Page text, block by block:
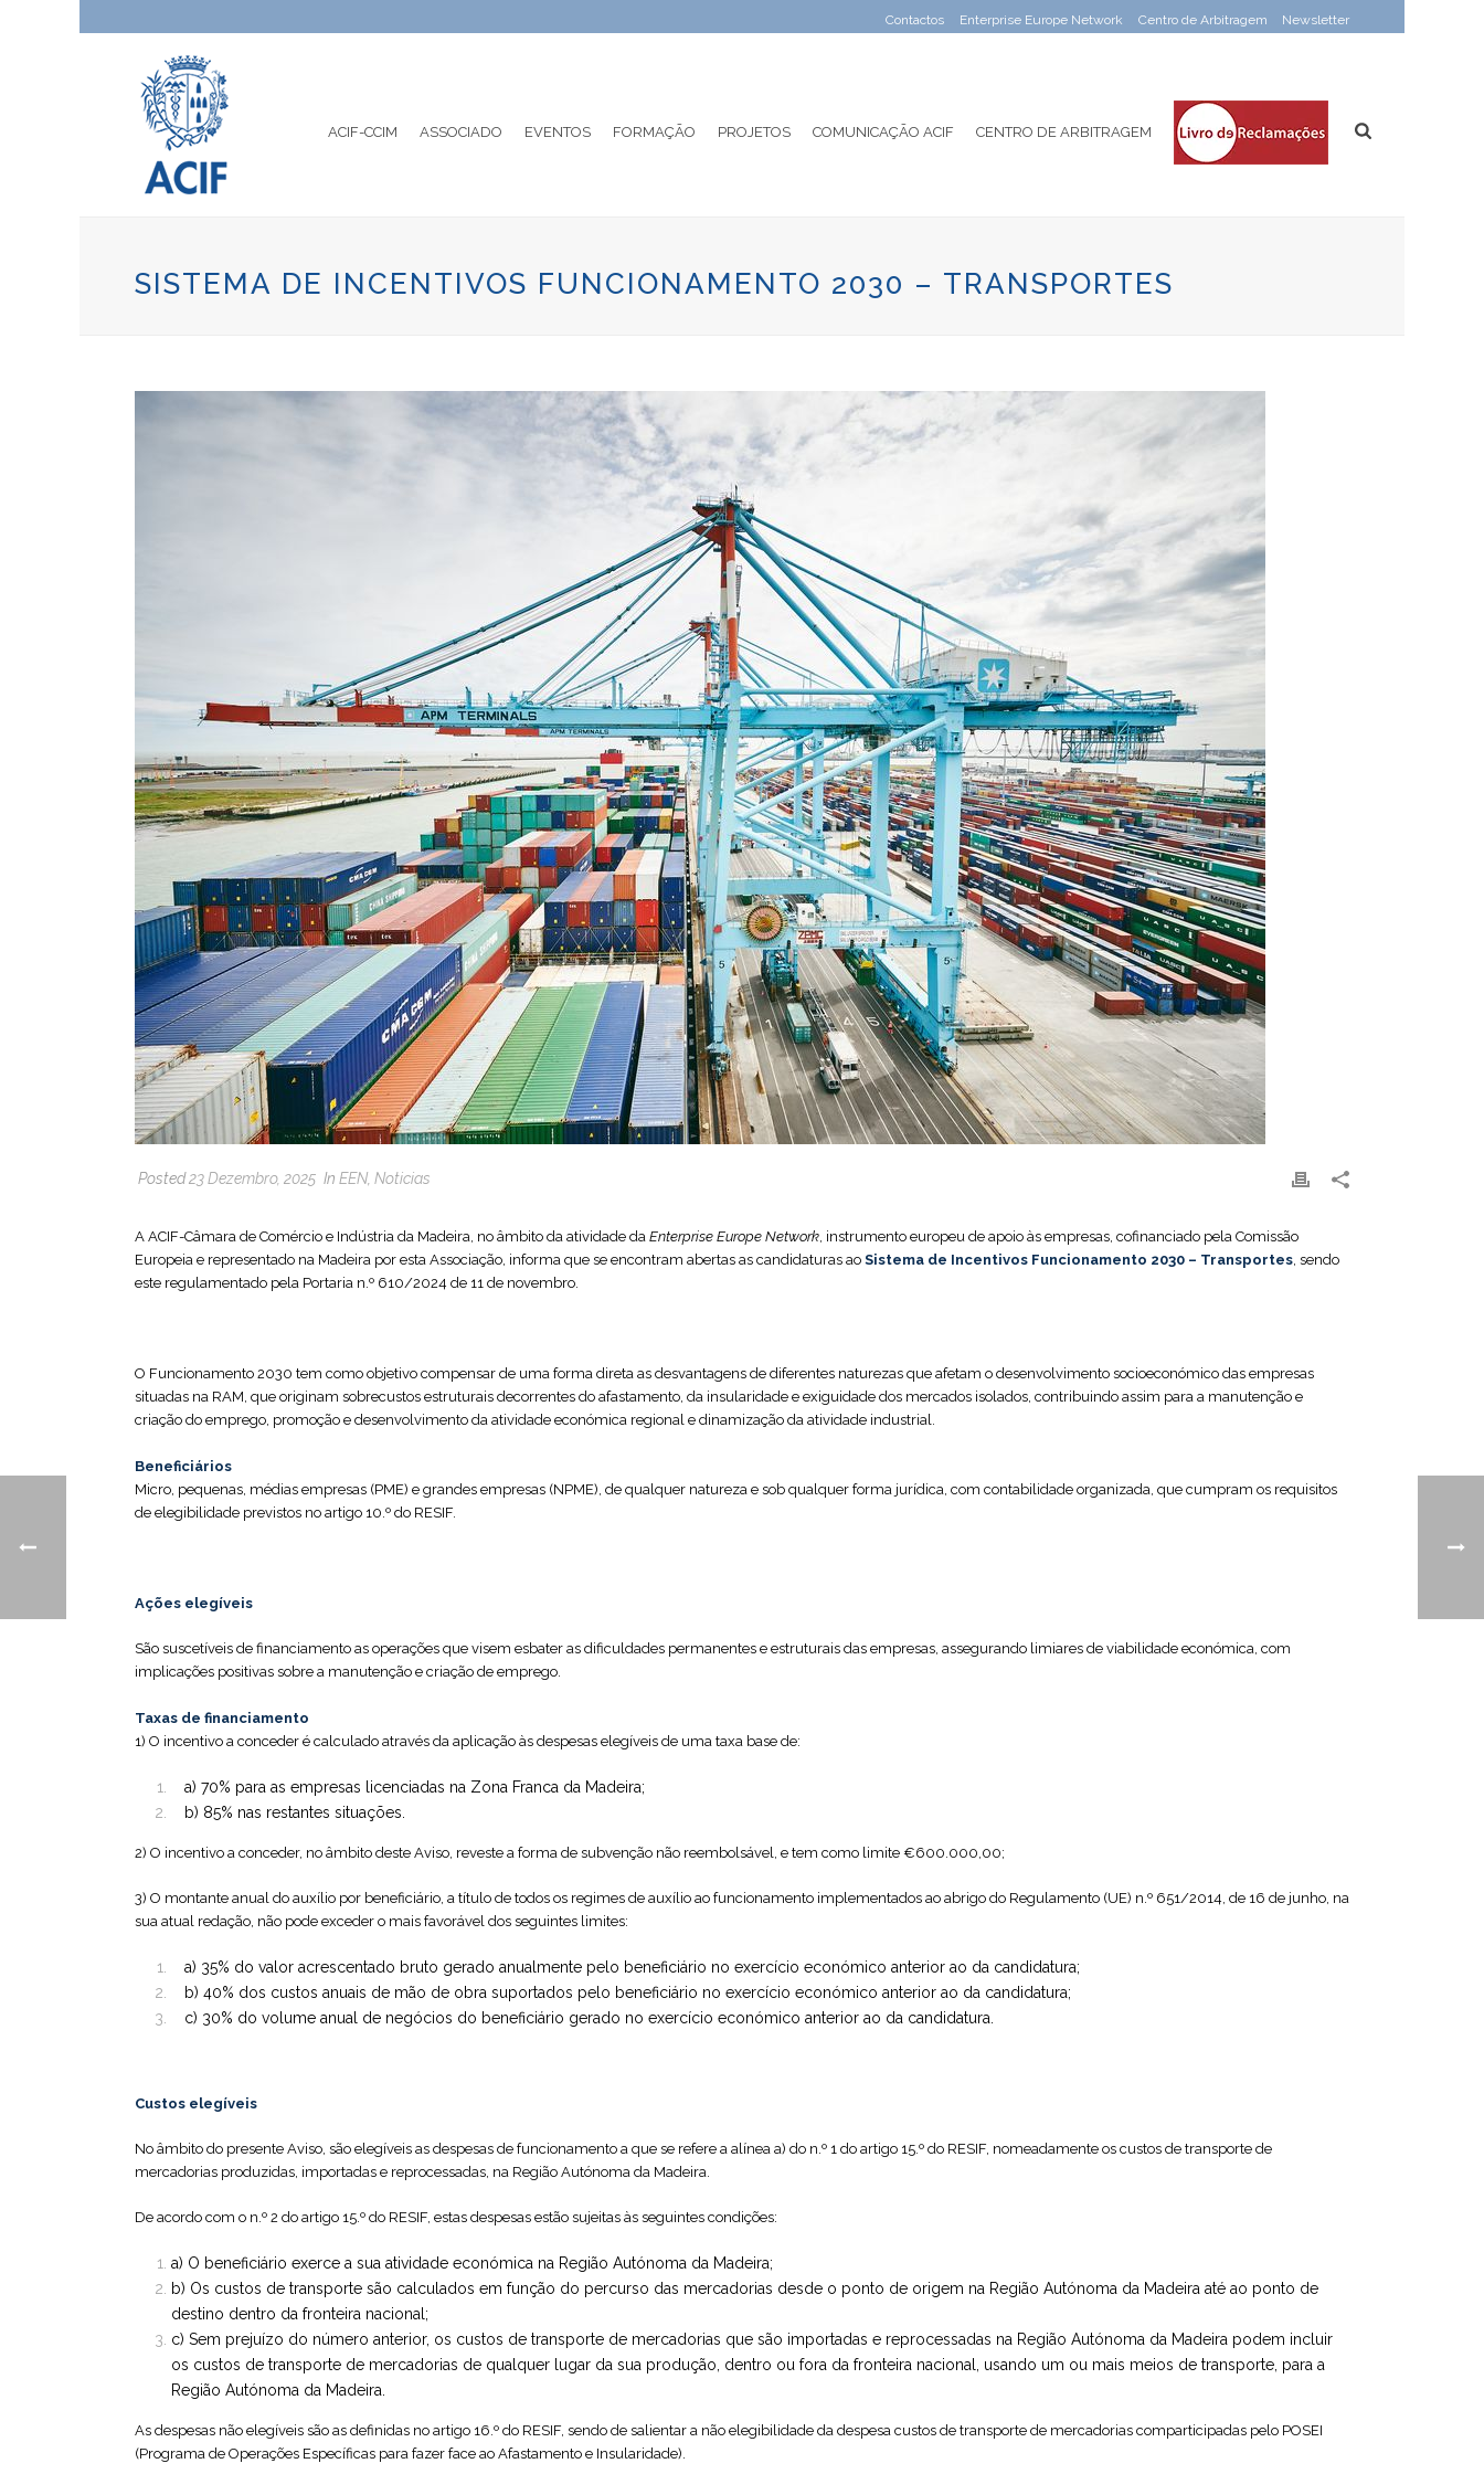
Newsletter
Contactos Enterprise Europe Network Centro de Arbitragem
ACIF-CCIM ASSOCIADO EVENTOS FORMAÇÃO PROJETOS COMUNICAÇÃO ACIF CENTRO DE ARBITRAGEM
SISTEMA DE INCENTIVOS FUNCIONAMENTO 2030 – TRANSPORTES
Posted23 Dezembro, 2025 In EEN Noticias
A ACIF-Câmara de Comércio e Indústria da Madeira, no âmbito da atividade da Enterprise Europe Network, instrumento europeu de apoio às empresas, cofinanciado pela Comissão
Europeia e representado na Madeira por esta Associação, informa que se encontram abertas as candidaturas ao Sistema de Incentivos Funcionamento 2030 – Transportes, sendo
este regulamentado pela Portaria n.º 610/2024 de 11 de novembro.
O Funcionamento 2030 tem como objetivo compensar de uma forma direta as desvantagens de diferentes naturezas que afetam o desenvolvimento socioeconómico das empresas
situadas na RAM, que originam sobrecustos estruturais decorrentes do afastamento, da insularidade e exiguidade dos mercados isolados, contribuindo assim para a manutenção e
criação do emprego, promoção e desenvolvimento da atividade económica regional e dinamização da atividade industrial.
Beneficiários
Micro, pequenas, médias empresas (PME) e grandes empresas (NPME), de qualquer natureza e sob qualquer forma jurídica, com contabilidade organizada, que cumpram os requisitos
de elegibilidade previstos no artigo 10.º do RESIF.
Ações elegíveis
São suscetíveis de financiamento as operações que visem esbater as dificuldades permanentes e estruturais das empresas, assegurando limiares de viabilidade económica, com
implicações positivas sobre a manutenção e criação de emprego.
Taxas de financiamento
1) O incentivo a conceder é calculado através da aplicação às despesas elegíveis de uma taxa base de:
a) 70% para as empresas licenciadas na Zona Franca da Madeira;
b) 85% nas restantes situações.
2) O incentivo a conceder, no âmbito deste Aviso, reveste a forma de subvenção não reembolsável, e tem como limite €600.000,00;
3) O montante anual do auxílio por beneficiário, a título de todos os regimes de auxílio ao funcionamento implementados ao abrigo do Regulamento (UE) n.º 651/2014, de 16 de junho, na
sua atual redação, não pode exceder o mais favorável dos seguintes limites:
a) 35% do valor acrescentado bruto gerado anualmente pelo beneficiário no exercício económico anterior ao da candidatura;
b) 40% dos custos anuais de mão de obra suportados pelo beneficiário no exercício económico anterior ao da candidatura;
c) 30% do volume anual de negócios do beneficiário gerado no exercício económico anterior ao da candidatura.
Custos elegíveis
No âmbito do presente Aviso, são elegíveis as despesas de funcionamento a que se refere a alínea a) do n.º 1 do artigo 15.º do RESIF, nomeadamente os custos de transporte de
mercadorias produzidas, importadas e reprocessadas, na Região Autónoma da Madeira.
De acordo com o n.º 2 do artigo 15.º do RESIF, estas despesas estão sujeitas às seguintes condições:
a) O beneficiário exerce a sua atividade económica na Região Autónoma da Madeira;
b) Os custos de transporte são calculados em função do percurso das mercadorias desde o ponto de origem na Região Autónoma da Madeira até ao ponto de
destino dentro da fronteira nacional;
c) Sem prejuízo do número anterior, os custos de transporte de mercadorias que são importadas e reprocessadas na Região Autónoma da Madeira podem incluir
os custos de transporte de mercadorias de qualquer lugar da sua produção, dentro ou fora da fronteira nacional, usando um ou mais meios de transporte, para a
Região Autónoma da Madeira.
As despesas não elegíveis são as definidas no artigo 16.º do RESIF, sendo de salientar a não elegibilidade da despesa custos de transporte de mercadorias comparticipadas pelo POSEI
(Programa de Operações Específicas para fazer face ao Afastamento e Insularidade).